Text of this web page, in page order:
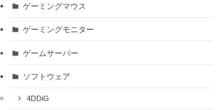
ゲーミングマウス
ゲーミングモニター
ゲームサーバー
ソフトウェア
4DDiG